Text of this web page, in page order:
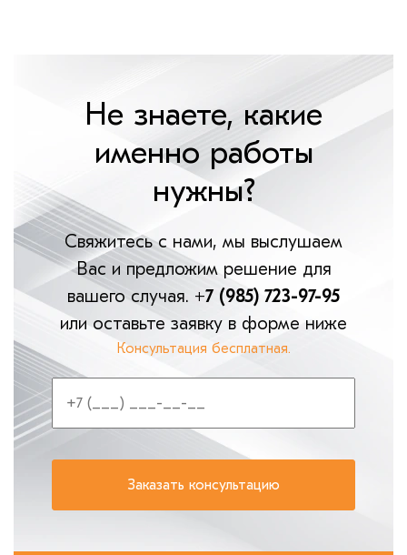
Не знаете, какие
именно работы
нужны?
Свяжитесь с нами, мы выслушаем
Вас и предложим решение для
вашего случая. +7 (985) 723-97-95
или оставьте заявку в форме ниже
Консультация бесплатная.